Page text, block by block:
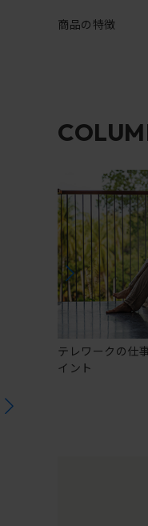
商品の特徴
テレワークの仕
イント